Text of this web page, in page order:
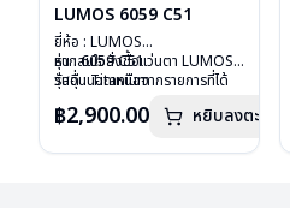
LUMOS 6059 C51
ยี่ห้อ : LUMOS
รุ่น : 6059 C51
วัสดุ : Titanium
บานพับ : ไม่มีสปริง
อุปกรณ์ : กล่องแว่น , ผ้าเช็ดแว่น
หากสนใจสั่งชื้อแว่นตา LUMOS
รุ่นอื่นนอกเหนือจากรายการที่ได้
฿2,900.00 หยิบลงตะกร้า